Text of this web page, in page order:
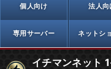
イチマンネット